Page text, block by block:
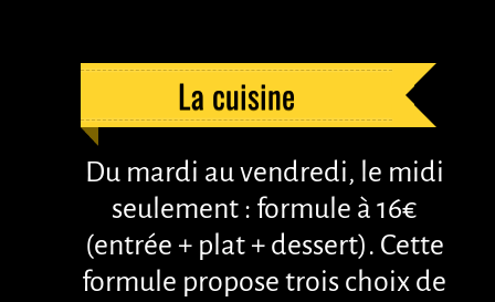
La cuisine
Du mardi au vendredi, le midi
seulement : formule à 16€
(entrée + plat + dessert). Cette
formule propose trois choix de